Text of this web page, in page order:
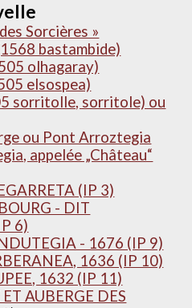
Sorcières »
bastambide)
olhagaray)
elsospea)
sorritolle, sorritole) ou
ou Pont Arroztegia
appelée „Château“
(IP 3)
- DIT
6)
- 1676 (IP 9)
1636 (IP 10)
1632 (IP 11)
AUBERGE DES